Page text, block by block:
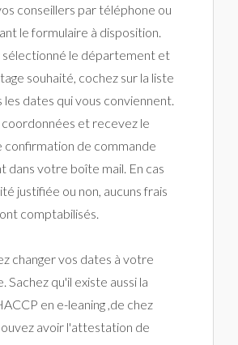
conseillers par téléphone ou
le formulaire à disposition.
sélectionné le département et
souhaité, cochez sur la liste
dates qui vous conviennent.
coordonnées et recevez le
confirmation de commande
dans votre boîte mail. En cas
justifiée ou non, aucuns frais
comptabilisés.
changer vos dates à votre
Sachez qu'il existe aussi la
en e-leaning ,de chez
avoir l'attestation de